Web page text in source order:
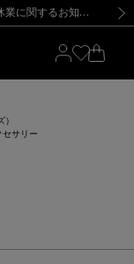
新規登録のお客様も対象！＜MY BARNEYS＞会員のお客様は11,000円（税込）以上のお買上げで常時送料無料！お買い物の際は会員登録を！
】(2026.8.7) 【オンラインストア カスタマーセンター夏季休業に関するお知らせ】（2026.8.7）
【夏季休業に伴う返品・交換承り一時停止のお知らせ】（2026.8.5）
お届けについて
注意事項 新規登録のお客様も対象！＜MY BARNEYS＞会員のお客様は11,000円（税込）以上のお買上げで常時送料無料！お買い物の際は会員登録を！
】(2026.8.7)
セサリー